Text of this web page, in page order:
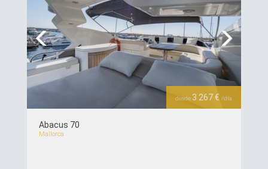
Previous Next
desde 3 267 € /día
Abacus 70
Mallorca